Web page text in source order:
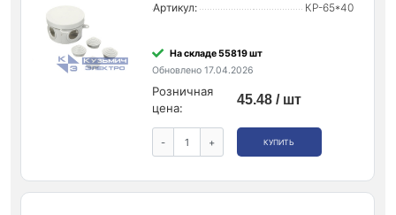
Артикул: КР-65*40
На складе 55819 шт
Обновлено 17.04.2026
Розничная
цена:
45.48 / шт
- + КУПИТЬ